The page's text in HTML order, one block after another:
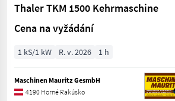
Thaler TKM 1500 Kehrmaschine
Cena na vyžádání
1 kS/1 kW R. v. 2026 1 h
Maschinen Mauritz GesmbH
4190 Horné Rakúsko